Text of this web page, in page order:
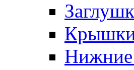
Нижние